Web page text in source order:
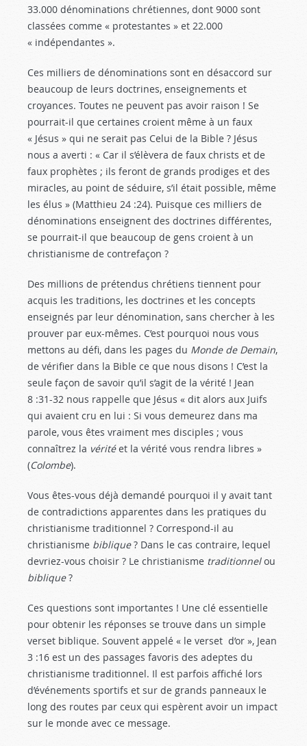
33.000 dénominations chrétiennes, dont 9000 sont
classées comme « protestantes » et 22.000
« indépendantes ».
Ces milliers de dénominations sont en désaccord sur
beaucoup de leurs doctrines, enseignements et
croyances. Toutes ne peuvent pas avoir raison ! Se
pourrait-il que certaines croient même à un faux
« Jésus » qui ne serait pas Celui de la Bible ? Jésus
nous a averti : « Car il s’élèvera de faux christs et de
faux prophètes ; ils feront de grands prodiges et des
miracles, au point de séduire, s’il était possible, même
les élus » (Matthieu 24 :24). Puisque ces milliers de
dénominations enseignent des doctrines différentes,
se pourrait-il que beaucoup de gens croient à un
christianisme de contrefaçon ?
Des millions de prétendus chrétiens tiennent pour
acquis les traditions, les doctrines et les concepts
enseignés par leur dénomination, sans chercher à les
prouver par eux-mêmes. C’est pourquoi nous vous
mettons au défi, dans les pages du Monde de Demain,
de vérifier dans la Bible ce que nous disons ! C’est la
seule façon de savoir qu’il s’agit de la vérité ! Jean
8 :31-32 nous rappelle que Jésus « dit alors aux Juifs
qui avaient cru en lui : Si vous demeurez dans ma
parole, vous êtes vraiment mes disciples ; vous
connaîtrez la véritéet la vérité vous rendra libres »
(Colombe).
Vous êtes-vous déjà demandé pourquoi il y avait tant
de contradictions apparentes dans les pratiques du
christianisme traditionnel ? Correspond-il au
christianisme biblique? Dans le cas contraire, lequel
devriez-vous choisir ? Le christianisme traditionnelou
biblique?
Ces questions sont importantes ! Une clé essentielle
pour obtenir les réponses se trouve dans un simple
verset biblique. Souvent appelé « le verset d’or », Jean
3 :16 est un des passages favoris des adeptes du
christianisme traditionnel. Il est parfois affiché lors
d’événements sportifs et sur de grands panneaux le
long des routes par ceux qui espèrent avoir un impact
sur le monde avec ce message.